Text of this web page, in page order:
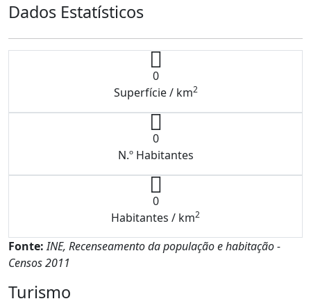
Dados Estatísticos
0
Superfície / km2
0
N.º Habitantes
0
Habitantes / km2
Fonte:INE, Recenseamento da população e habitação -
Censos 2011
Turismo